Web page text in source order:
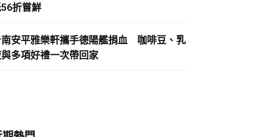
折嘗鮮
安平雅樂軒攜手德陽艦捐血 咖啡豆、乳
多項好禮一次帶回家